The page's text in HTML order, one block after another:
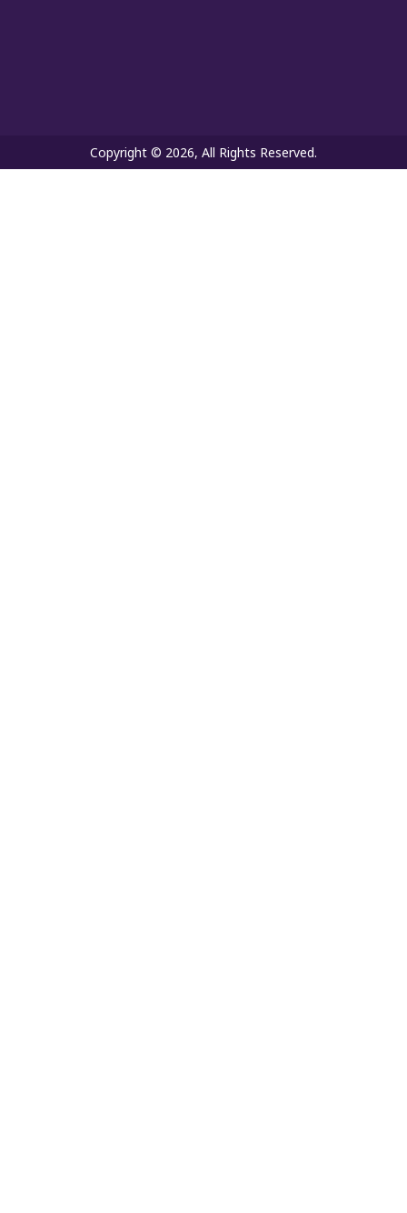
Copyright © 2026, All Rights Reserved.